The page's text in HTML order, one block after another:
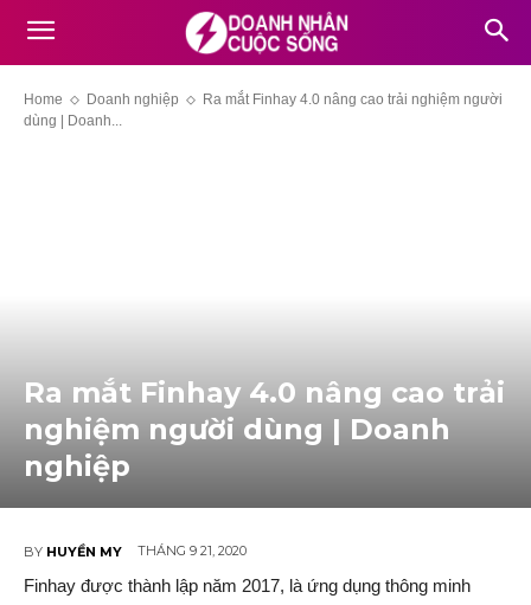
Home Doanh nghiệp
Ra mắt Finhay 4.0 nâng cao trải nghiệm người
dùng | Doanh...
Ra mắt Finhay 4.0 nâng cao trải
nghiệm người dùng | Doanh
nghiệp
BY HUYỀN MY THÁNG 9 21, 2020
Finhay được thành lập năm 2017, là ứng dụng thông minh